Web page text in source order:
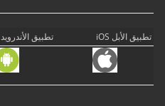
تطبيق الأبل iOS تطبيق الأندرويد Android